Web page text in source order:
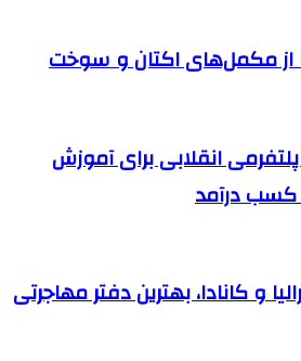
از مکمل‌های اکتان و سوخت
انقلابی برای آموزش
کسب درآمد
و کانادا، بهترین دفتر مهاجرتی